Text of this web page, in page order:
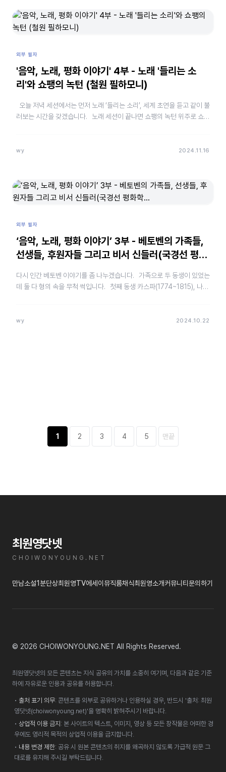
외부 필자
'음악, 노래, 평화 이야기' 4부 - 노래 '들리는 소
리'와 쇼팽의 녹턴 (철원 필하모니)
오늘 저녁 세션에서는 먼저 노래 ‘들리는 소리’, 세계 초연을 듣고 같이 불
러보는 시간을 갖겠습니다. 노래 세션이 끝나면 쇼팽의 녹턴 위주로 쇼팽
wy 2024.11.16
외부 필자
‘음악, 노래, 평화 이야기’ 3부 - 베토벤의 가족들,
선생들, 후원자들 그리고 비서 신들러(국경선 평화
다시 인간 베토벤 이야기를 좀 나누겠습니다. 가족으로 두 동생이 있었는
데 둘 다 형의 속을 무척 썩입니다. 첫째 동생 카스파(1774~1815), 나중
wy 2024.10.22
1 2 3 4 5 맨끝
최원영닷넷
CHOIWONYOUNG.NET
만남소설1분단상최원영TV에세이 뮤직룸채식최원영소개커뮤니티 문의하기
© 2026 CHOIWONYOUNG.NET All Rights Reserved.
최원영닷넷의 모든 콘텐츠는 지식 공유의 가치를 소중히 여기며, 다음과 같은 기준
하에 자유로운 인용과 공유를 허용합니다.
• 출처 표기 의무: 콘텐츠를 외부로 공유하거나 인용하실 경우, 반드시 '출처: 최원
영닷넷(choiwonyoung.net)'을 명확히 밝혀주시기 바랍니다.
• 상업적 이용 금지 : 본 사이트의 텍스트, 이미지, 영상 등 모든 창작물은 어떠한 경
우에도 영리적 목적의 상업적 이용을 금지합니다.
• 내용 변경 제한: 공유 시 원본 콘텐츠의 취지를 왜곡하지 않도록 가급적 원문 그
대로를 유지해 주시길 부탁드립니다.